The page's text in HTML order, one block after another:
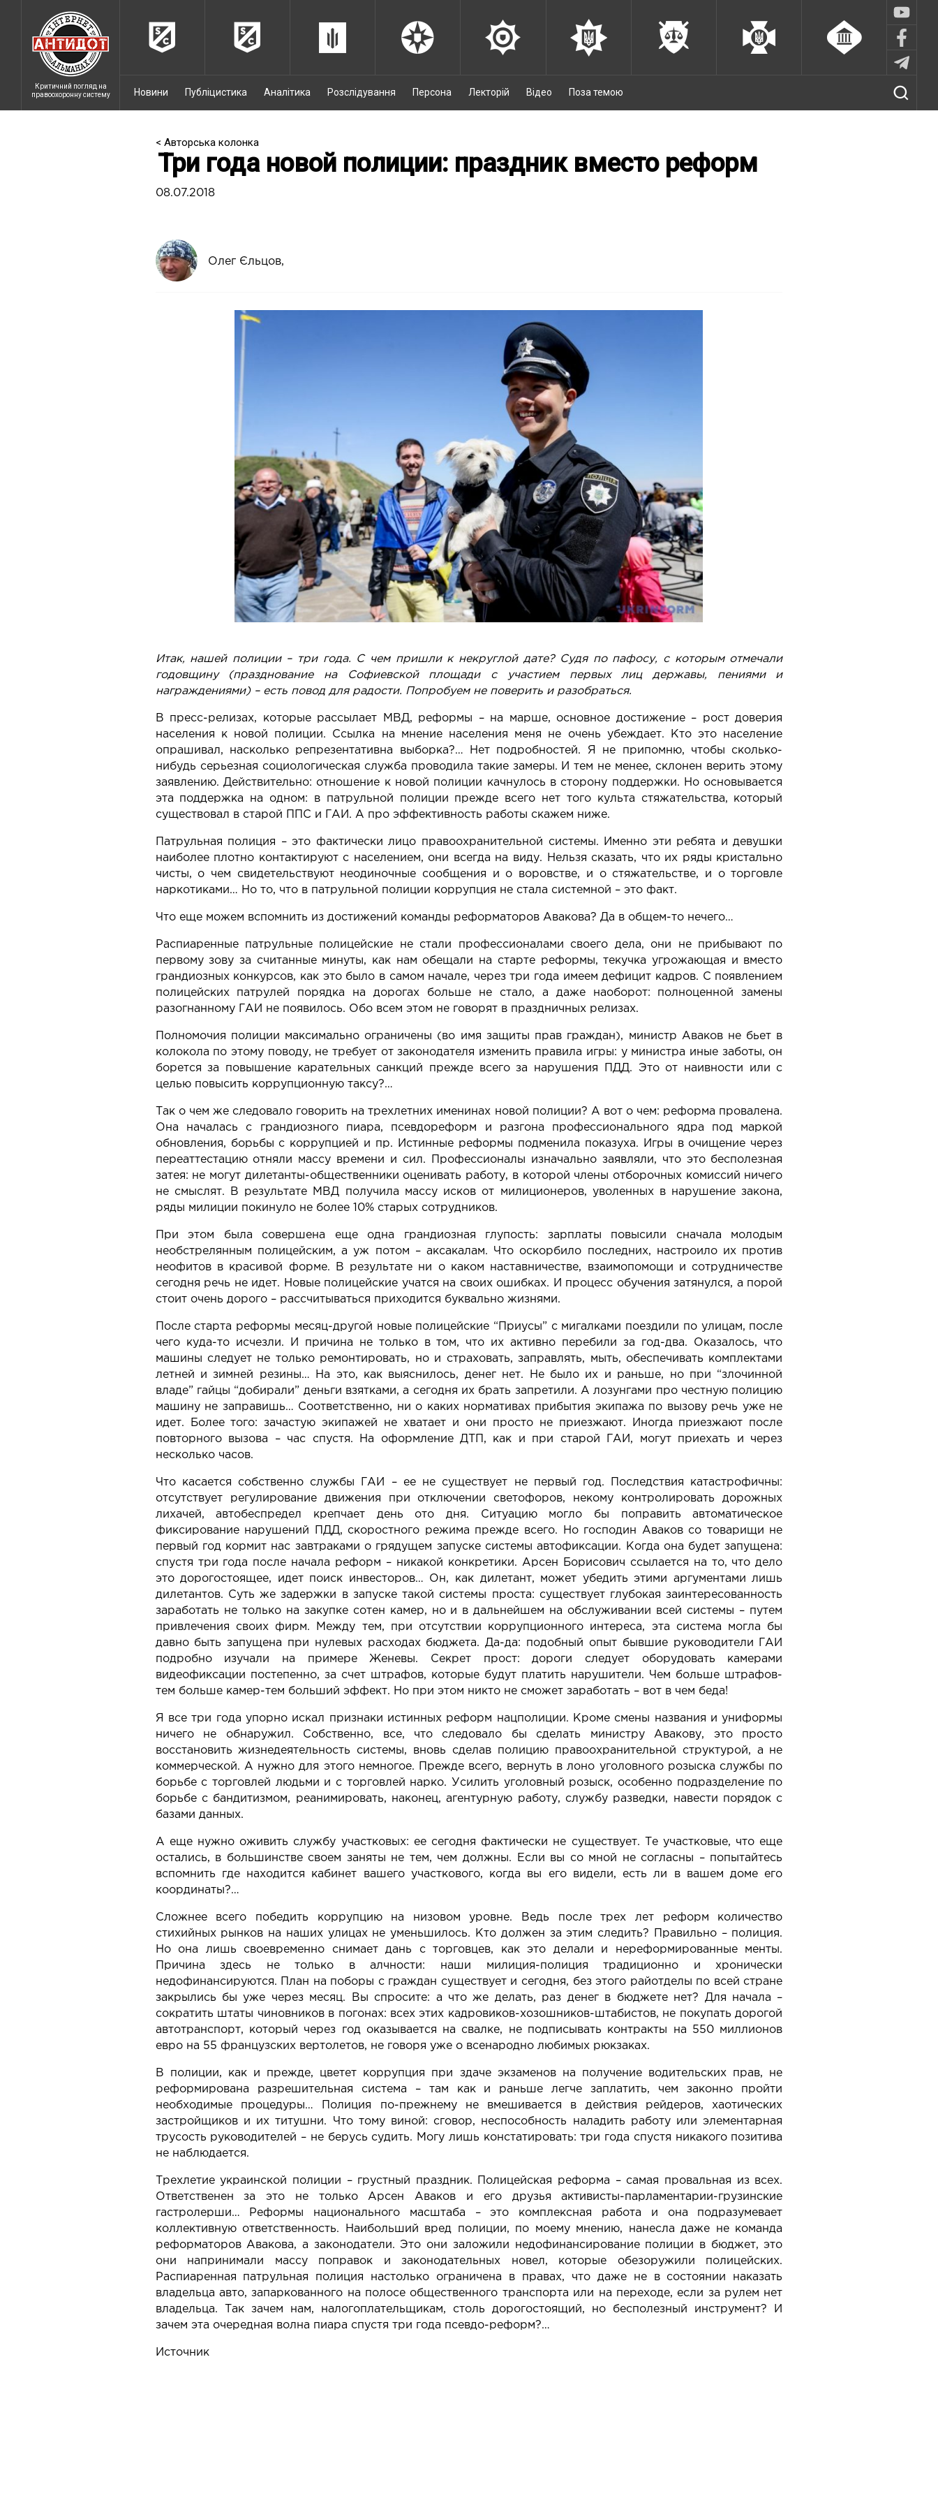
Критичний погляд на
правоохоронну систему
Новини Публіцистика Аналітика Розслідування Персона Лекторій Відео Поза темою
< Авторська колонка
Три года новой полиции: праздник вместо реформ
08.07.2018
Олег Єльцов,
Итак, нашей полиции – три года. С чем пришли к некруглой дате? Судя по пафосу, с которым отмечали
годовщину (празднование на Софиевской площади с участием первых лиц державы, пениями и
награждениями) – есть повод для радости. Попробуем не поверить и разобраться.
В пресс-релизах, которые рассылает МВД, реформы – на марше, основное достижение – рост доверия
населения к новой полиции. Ссылка на мнение населения меня не очень убеждает. Кто это население
опрашивал, насколько репрезентативна выборка?… Нет подробностей. Я не припомню, чтобы сколько-
нибудь серьезная социологическая служба проводила такие замеры. И тем не менее, склонен верить этому
заявлению. Действительно: отношение к новой полиции качнулось в сторону поддержки. Но основывается
эта поддержка на одном: в патрульной полиции прежде всего нет того культа стяжательства, который
существовал в старой ППС и ГАИ. А про эффективность работы скажем ниже.
Патрульная полиция – это фактически лицо правоохранительной системы. Именно эти ребята и девушки
наиболее плотно контактируют с населением, они всегда на виду. Нельзя сказать, что их ряды кристально
чисты, о чем свидетельствуют неодиночные сообщения и о воровстве, и о стяжательстве, и о торговле
наркотиками… Но то, что в патрульной полиции коррупция не стала системной – это факт.
Что еще можем вспомнить из достижений команды реформаторов Авакова? Да в общем-то нечего…
Распиаренные патрульные полицейские не стали профессионалами своего дела, они не прибывают по
первому зову за считанные минуты, как нам обещали на старте реформы, текучка угрожающая и вместо
грандиозных конкурсов, как это было в самом начале, через три года имеем дефицит кадров. С появлением
полицейских патрулей порядка на дорогах больше не стало, а даже наоборот: полноценной замены
разогнанному ГАИ не появилось. Обо всем этом не говорят в праздничных релизах.
Полномочия полиции максимально ограничены (во имя защиты прав граждан), министр Аваков не бьет в
колокола по этому поводу, не требует от законодателя изменить правила игры: у министра иные заботы, он
борется за повышение карательных санкций прежде всего за нарушения ПДД. Это от наивности или с
целью повысить коррупционную таксу?…
Так о чем же следовало говорить на трехлетних именинах новой полиции? А вот о чем: реформа провалена.
Она началась с грандиозного пиара, псевдореформ и разгона профессионального ядра под маркой
обновления, борьбы с коррупцией и пр. Истинные реформы подменила показуха. Игры в очищение через
переаттестацию отняли массу времени и сил. Профессионалы изначально заявляли, что это бесполезная
затея: не могут дилетанты-общественники оценивать работу, в которой члены отборочных комиссий ничего
не смыслят. В результате МВД получила массу исков от милиционеров, уволенных в нарушение закона,
ряды милиции покинуло не более 10% старых сотрудников.
При этом была совершена еще одна грандиозная глупость: зарплаты повысили сначала молодым
необстрелянным полицейским, а уж потом – аксакалам. Что оскорбило последних, настроило их против
неофитов в красивой форме. В результате ни о каком наставничестве, взаимопомощи и сотрудничестве
сегодня речь не идет. Новые полицейские учатся на своих ошибках. И процесс обучения затянулся, а порой
стоит очень дорого – рассчитываться приходится буквально жизнями.
После старта реформы месяц-другой новые полицейские “Приусы” с мигалками поездили по улицам, после
чего куда-то исчезли. И причина не только в том, что их активно перебили за год-два. Оказалось, что
машины следует не только ремонтировать, но и страховать, заправлять, мыть, обеспечивать комплектами
летней и зимней резины… На это, как выяснилось, денег нет. Не было их и раньше, но при “злочинной
владе” гайцы “добирали” деньги взятками, а сегодня их брать запретили. А лозунгами про честную полицию
машину не заправишь… Соответственно, ни о каких нормативах прибытия экипажа по вызову речь уже не
идет. Более того: зачастую экипажей не хватает и они просто не приезжают. Иногда приезжают после
повторного вызова – час спустя. На оформление ДТП, как и при старой ГАИ, могут приехать и через
несколько часов.
Что касается собственно службы ГАИ – ее не существует не первый год. Последствия катастрофичны:
отсутствует регулирование движения при отключении светофоров, некому контролировать дорожных
лихачей, автобеспредел крепчает день ото дня. Ситуацию могло бы поправить автоматическое
фиксирование нарушений ПДД, скоростного режима прежде всего. Но господин Аваков со товарищи не
первый год кормит нас завтраками о грядущем запуске системы автофиксации. Когда она будет запущена:
спустя три года после начала реформ – никакой конкретики. Арсен Борисович ссылается на то, что дело
это дорогостоящее, идет поиск инвесторов… Он, как дилетант, может убедить этими аргументами лишь
дилетантов. Суть же задержки в запуске такой системы проста: существует глубокая заинтересованность
заработать не только на закупке сотен камер, но и в дальнейшем на обслуживании всей системы – путем
привлечения своих фирм. Между тем, при отсутствии коррупционного интереса, эта система могла бы
давно быть запущена при нулевых расходах бюджета. Да-да: подобный опыт бывшие руководители ГАИ
подробно изучали на примере Женевы. Секрет прост: дороги следует оборудовать камерами
видеофиксации постепенно, за счет штрафов, которые будут платить нарушители. Чем больше штрафов-
тем больше камер-тем больший эффект. Но при этом никто не сможет заработать – вот в чем беда!
Я все три года упорно искал признаки истинных реформ нацполиции. Кроме смены названия и униформы
ничего не обнаружил. Собственно, все, что следовало бы сделать министру Авакову, это просто
восстановить жизнедеятельность системы, вновь сделав полицию правоохранительной структурой, а не
коммерческой. А нужно для этого немногое. Прежде всего, вернуть в лоно уголовного розыска службы по
борьбе с торговлей людьми и с торговлей нарко. Усилить уголовный розыск, особенно подразделение по
борьбе с бандитизмом, реанимировать, наконец, агентурную работу, службу разведки, навести порядок с
базами данных.
А еще нужно оживить службу участковых: ее сегодня фактически не существует. Те участковые, что еще
остались, в большинстве своем заняты не тем, чем должны. Если вы со мной не согласны – попытайтесь
вспомнить где находится кабинет вашего участкового, когда вы его видели, есть ли в вашем доме его
координаты?…
Сложнее всего победить коррупцию на низовом уровне. Ведь после трех лет реформ количество
стихийных рынков на наших улицах не уменьшилось. Кто должен за этим следить? Правильно – полиция.
Но она лишь своевременно снимает дань с торговцев, как это делали и нереформированные менты.
Причина здесь не только в алчности: наши милиция-полиция традиционно и хронически
недофинансируются. План на поборы с граждан существует и сегодня, без этого райотделы по всей стране
закрылись бы уже через месяц. Вы спросите: а что же делать, раз денег в бюджете нет? Для начала –
сократить штаты чиновников в погонах: всех этих кадровиков-хозошников-штабистов, не покупать дорогой
автотранспорт, который через год оказывается на свалке, не подписывать контракты на 550 миллионов
евро на 55 французских вертолетов, не говоря уже о всенародно любимых рюкзаках.
В полиции, как и прежде, цветет коррупция при здаче экзаменов на получение водительских прав, не
реформирована разрешительная система – там как и раньше легче заплатить, чем законно пройти
необходимые процедуры… Полиция по-прежнему не вмешивается в действия рейдеров, хаотических
застройщиков и их титушни. Что тому виной: сговор, неспособность наладить работу или элементарная
трусость руководителей – не берусь судить. Могу лишь констатировать: три года спустя никакого позитива
не наблюдается.
Трехлетие украинской полиции – грустный праздник. Полицейская реформа – самая провальная из всех.
Ответственен за это не только Арсен Аваков и его друзья активисты-парламентарии-грузинские
гастролерши… Реформы национального масштаба – это комплексная работа и она подразумевает
коллективную ответственность. Наибольший вред полиции, по моему мнению, нанесла даже не команда
реформаторов Авакова, а законодатели. Это они заложили недофинансирование полиции в бюджет, это
они напринимали массу поправок и законодательных новел, которые обезоружили полицейских.
Распиаренная патрульная полиция настолько ограничена в правах, что даже не в состоянии наказать
владельца авто, запаркованного на полосе общественного транспорта или на переходе, если за рулем нет
владельца. Так зачем нам, налогоплательщикам, столь дорогостоящий, но бесполезный инструмент? И
зачем эта очередная волна пиара спустя три года псевдо-реформ?…
Источник